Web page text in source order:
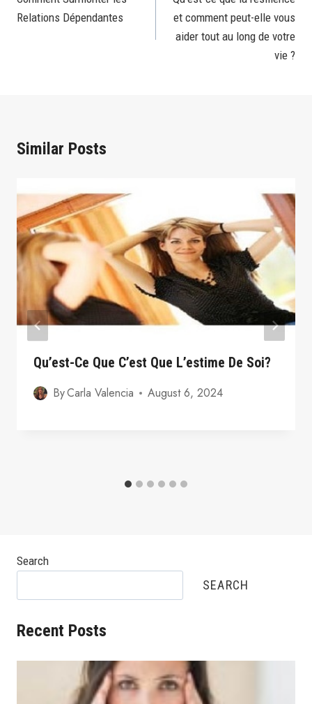
Relations Dépendantes
et comment peut-elle vous
aider tout au long de votre
vie ?
Similar Posts
Qu’est-Ce Que C’est Que L’estime De Soi?
ByCarla Valencia August 6, 2024
Search
SEARCH
Recent Posts